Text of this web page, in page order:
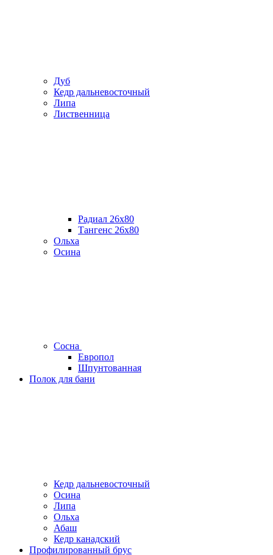
Дуб
Кедр дальневосточный
Липа
Лиственница
Радиал 26х80
Тангенс 26х80
Ольха
Осина
Сосна
Европол
Шпунтованная
Полок для бани
Кедр дальневосточный
Осина
Липа
Ольха
Абаш
Кедр канадский
Профилированный брус